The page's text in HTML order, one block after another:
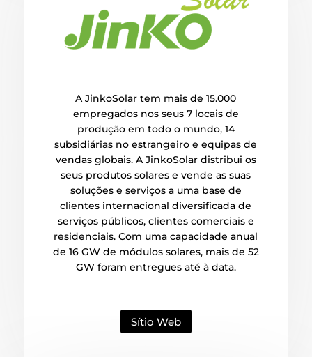
A JinkoSolar tem mais de 15.000
empregados nos seus 7 locais de
produção em todo o mundo, 14
subsidiárias no estrangeiro e equipas de
vendas globais. A JinkoSolar distribui os
seus produtos solares e vende as suas
soluções e serviços a uma base de
clientes internacional diversificada de
serviços públicos, clientes comerciais e
residenciais. Com uma capacidade anual
de 16 GW de módulos solares, mais de 52
GW foram entregues até à data.
Sítio Web